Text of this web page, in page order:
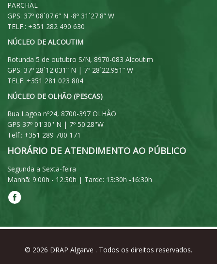
PARCHAL
GPS: 37º 08´07.6” N -8º 31´27.8” W
TELF.: +351 282 490 630
NÚCLEO DE ALCOUTIM
Rotunda 5 de outubro S/N, 8970-083 Alcoutim
GPS: 37º 28´12.031” N | 7º 28´22.951” W
TELF: +351 281 023 804
NÚCLEO DE OLHÃO (PESCAS)
Rua Lagoa nº24, 8700-397 OLHÂO
GPS 37º 01'30'' N | 7º 50'28''W
Telf.: +351 289 700 171
HORÁRIO DE ATENDIMENTO AO PÚBLICO
Segunda a Sexta-feira
Manhã: 9:00h - 12:30h | Tarde: 13:30h -16:30h
© 2026 DRAP Algarve . Todos os direitos reservados.